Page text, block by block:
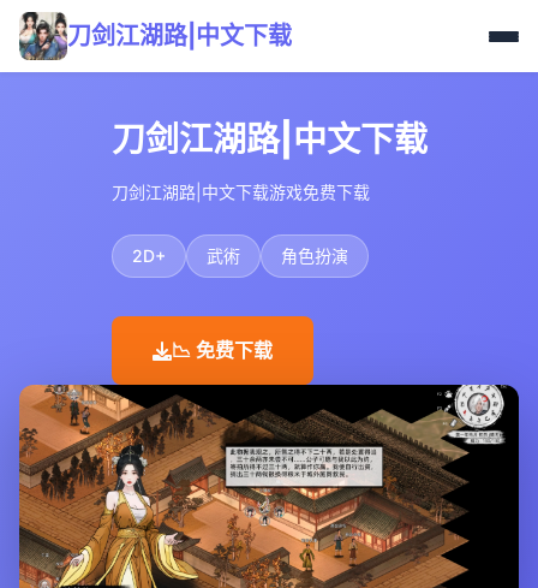
刀剑江湖路|中文下载
刀剑江湖路|中文下载
刀剑江湖路|中文下载游戏免费下载
2D+ 武術 角色扮演
📉 免费下载